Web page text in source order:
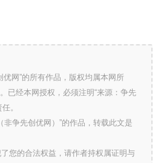
优网”的所有作品，版权均属本网所
已经本网授权，必须注明“来源：争先
。
非争先创优网）”的作品，转载此文是
您的合法权益，请作者持权属证明与